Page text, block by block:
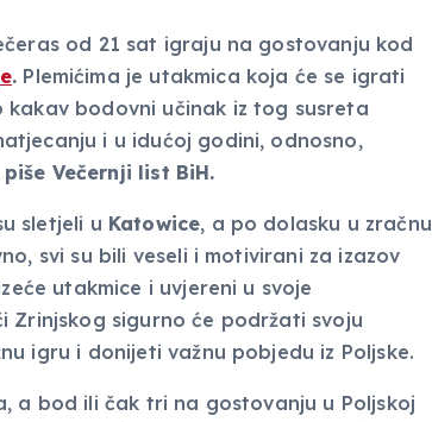
od 21 sat igraju na gostovanju kod
. Plemićima je utakmica koja će se igrati
kakav bodovni učinak iz tog susreta
i u idućoj godini, odnosno,
piše Večernji list BiH.
sletjeli u Katowice, a po dolasku u zračnu
svi su bili veseli i motivirani za izazov
utakmice i uvjereni u svoje
sigurno će podržati svoju
igru i donijeti važnu pobjedu iz Poljske.
a bod ili čak tri na gostovanju u Poljskoj